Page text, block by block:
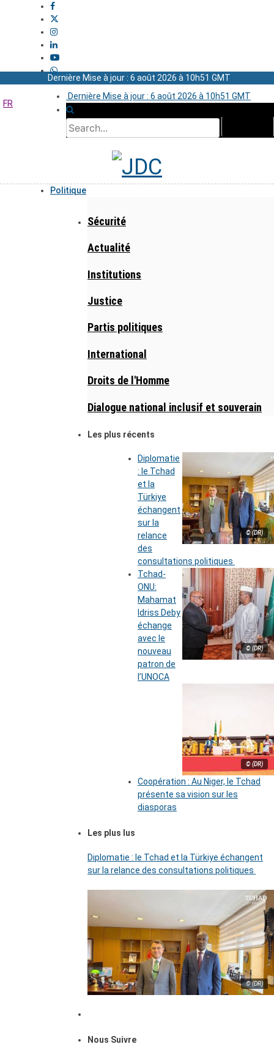
Dernière Mise à jour : 6 août 2026 à 10h51 GMT
Dernière Mise à jour : 6 août 2026 à 10h51 GMT
FR
Politique
Sécurité
Actualité
Institutions
Justice
Partis politiques
International
Droits de l'Homme
Dialogue national inclusif et souverain
Les plus récents
© (DR)
Diplomatie
: le Tchad
et la
Türkiye
échangent
sur la
relance
des
consultations politiques
© (DR)
Tchad-
ONU:
Mahamat
Idriss Deby
échange
avec le
nouveau
patron de
l’UNOCA
© (DR)
Coopération : Au Niger, le Tchad
présente sa vision sur les
diasporas
Les plus lus
Diplomatie : le Tchad et la Türkiye échangent
sur la relance des consultations politiques
© (DR)
Nous Suivre